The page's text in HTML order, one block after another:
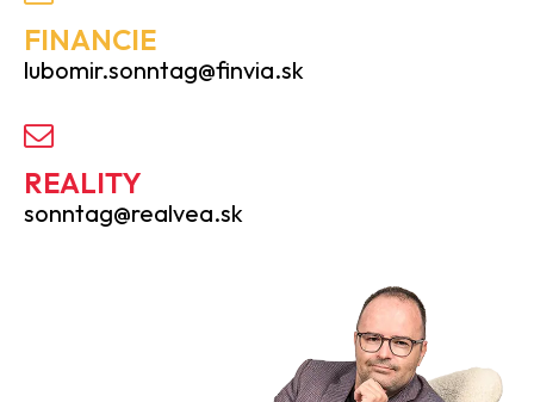
FINANCIE
lubomir.sonntag@finvia.sk
REALITY
sonntag@realvea.sk